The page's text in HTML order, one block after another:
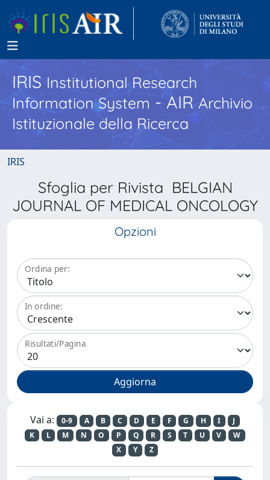
IRISInstitutional Research
Information System - AIR Archivio
Istituzionale della Ricerca
IRIS
Sfoglia per Rivista BELGIAN
JOURNAL OF MEDICAL ONCOLOGY
Opzioni
Ordina per:
In ordine:
Risultati/Pagina
Vai a: 0-9 A B C D E F G H I
J
K
L M N O P Q R S T U V
W
X
Y Z